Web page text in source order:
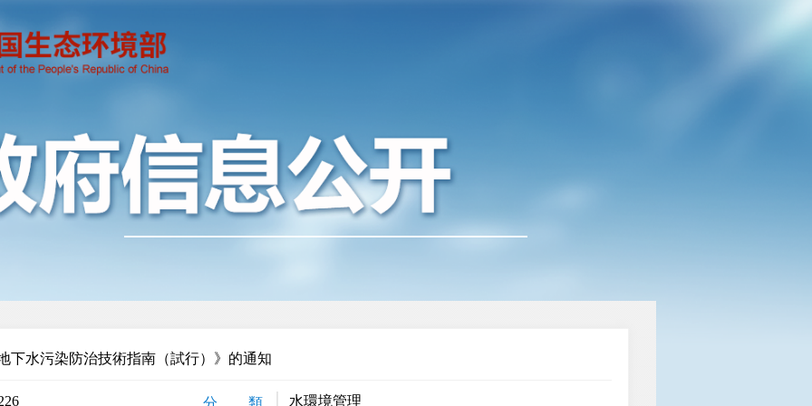
下水污染防治技術指南（試行）》的通知
分 類 水環境管理